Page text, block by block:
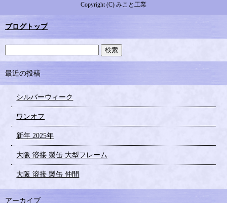
Copyright (C) みこと工業
ブログトップ
最近の投稿
シルバーウィーク
ワンオフ
新年 2025年
大阪 溶接 製缶 大型フレーム
大阪 溶接 製缶 仲間
アーカイブ